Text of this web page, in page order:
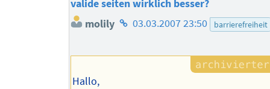
valide seiten wirklich besser?
molily Homepage
Autors
03.03.2007 23:50 barrierefreiheit
Hallo,